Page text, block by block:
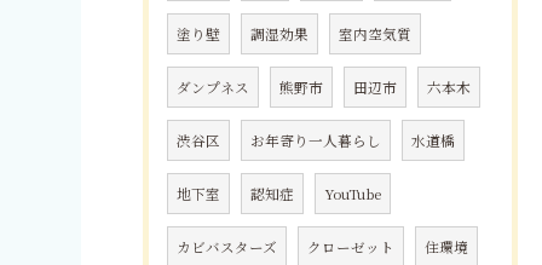
塗り壁 調湿効果 室内空気質
ダンプネス 熊野市 田辺市 六本木
渋谷区 お年寄り一人暮らし 水道橋
地下室 認知症 YouTube
カビバスターズ クローゼット 住環境